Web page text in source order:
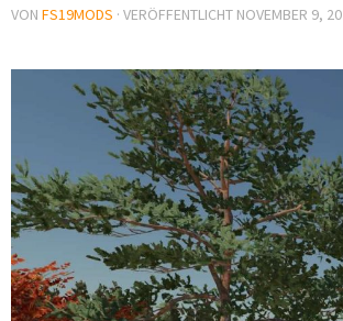
VON FS19MODS · VERÖFFENTLICHT NOVEMBER 9,